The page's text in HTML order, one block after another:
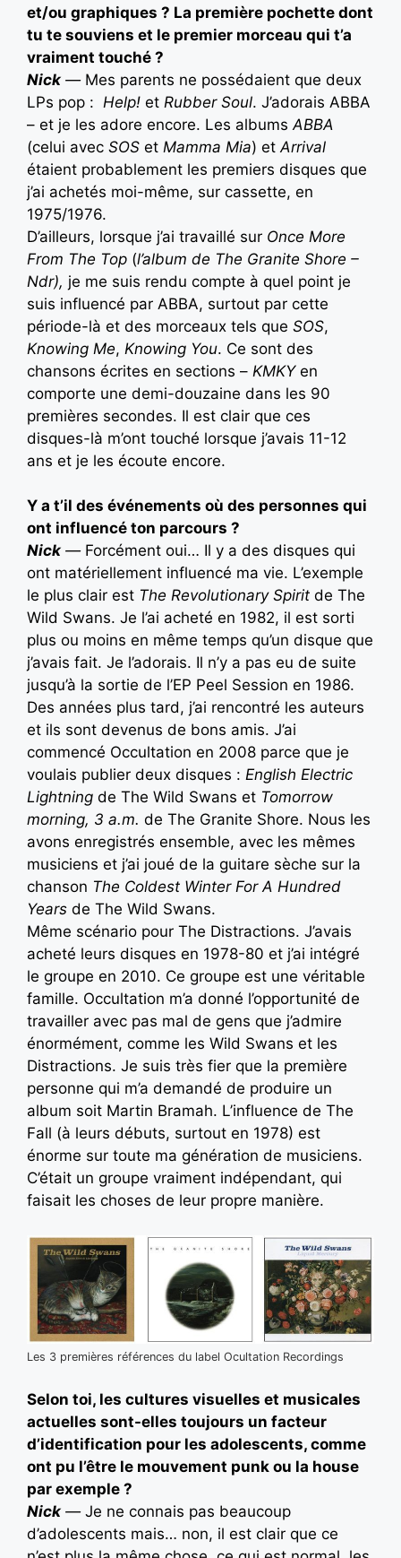
et/ou graphiques ? La première pochette dont
tu te souviens et le premier morceau qui t’a
vraiment touché ?
Nick —Mes parents ne possédaient que deux
LPs pop : Help! et Rubber Soul. J’adorais ABBA
– et je les adore encore. Les albums ABBA
(celui avec SOS et Mamma Mia) et Arrival
étaient probablement les premiers disques que
j’ai achetés moi-même, sur cassette, en
1975/1976.
D’ailleurs, lorsque j’ai travaillé sur Once More
From The Top (l’album de The Granite Shore –
Ndr), je me suis rendu compte à quel point je
suis influencé par ABBA, surtout par cette
période-là et des morceaux tels que SOS,
Knowing Me, Knowing You. Ce sont des
chansons écrites en sections – KMKY en
comporte une demi-douzaine dans les 90
premières secondes. Il est clair que ces
disques-là m’ont touché lorsque j’avais 11-12
ans et je les écoute encore.
Y a t’il des événements où des personnes qui
ont influencé ton parcours ?
Nick —Forcément oui… Il y a des disques qui
ont matériellement influencé ma vie. L’exemple
le plus clair est The Revolutionary Spirit de The
Wild Swans. Je l’ai acheté en 1982, il est sorti
plus ou moins en même temps qu’un disque que
j’avais fait. Je l’adorais. Il n’y a pas eu de suite
jusqu’à la sortie de l’EP Peel Session en 1986.
Des années plus tard, j’ai rencontré les auteurs
et ils sont devenus de bons amis. J’ai
commencé Occultation en 2008 parce que je
voulais publier deux disques : English Electric
Lightning de The Wild Swans et Tomorrow
morning, 3 a.m. de The Granite Shore. Nous les
avons enregistrés ensemble, avec les mêmes
musiciens et j’ai joué de la guitare sèche sur la
chanson The Coldest Winter For A Hundred
Years de The Wild Swans.
Même scénario pour The Distractions. J’avais
acheté leurs disques en 1978-80 et j’ai intégré
le groupe en 2010. Ce groupe est une véritable
famille. Occultation m’a donné l’opportunité de
travailler avec pas mal de gens que j’admire
énormément, comme les Wild Swans et les
Distractions. Je suis très fier que la première
personne qui m’a demandé de produire un
album soit Martin Bramah. L’influence de The
Fall (à leurs débuts, surtout en 1978) est
énorme sur toute ma génération de musiciens.
C’était un groupe vraiment indépendant, qui
faisait les choses de leur propre manière.
Les 3 premières références du label Ocultation Recordings
Selon toi, les cultures visuelles et musicales
actuelles sont-elles toujours un facteur
d’identification pour les adolescents, comme
ont pu l’être le mouvement punk ou la house
par exemple ?
Nick —Je ne connais pas beaucoup
d’adolescents mais… non, il est clair que ce